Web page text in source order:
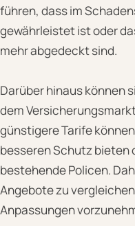
führen, dass im
gewährleistet ist oder
mehr abgedeckt sind.
Darüber hinaus können
dem
günstigere Tarife
besseren Schutz bieten
bestehende Policen.
Angebote zu
Anpassungen